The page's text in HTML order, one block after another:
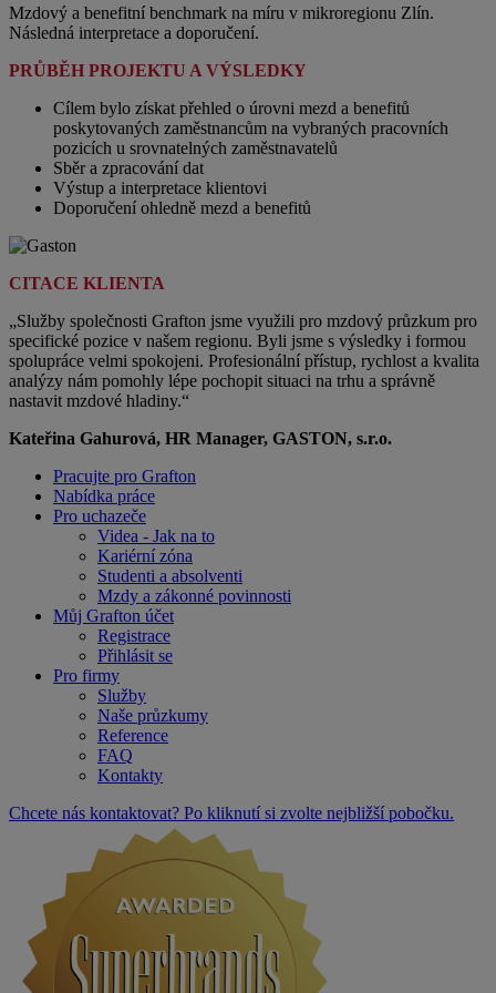
Mzdový a benefitní benchmark na míru v mikroregionu Zlín.
Následná interpretace a doporučení.
PRŮBĚH PROJEKTU A VÝSLEDKY
Cílem bylo získat přehled o úrovni mezd a benefitů
poskytovaných zaměstnancům na vybraných pracovních
pozicích u srovnatelných zaměstnavatelů
Sběr a zpracování dat
Výstup a interpretace klientovi
Doporučení ohledně mezd a benefitů
CITACE KLIENTA
„Služby společnosti Grafton jsme využili pro mzdový průzkum pro
specifické pozice v našem regionu. Byli jsme s výsledky i formou
spolupráce velmi spokojeni. Profesionální přístup, rychlost a kvalita
analýzy nám pomohly lépe pochopit situaci na trhu a správně
nastavit mzdové hladiny.“
Kateřina Gahurová, HR Manager, GASTON, s.r.o.
Pracujte pro Grafton
Nabídka práce
Pro uchazeče
Videa - Jak na to
Kariérní zóna
Studenti a absolventi
Mzdy a zákonné povinnosti
Můj Grafton účet
Registrace
Přihlásit se
Pro firmy
Služby
Naše průzkumy
Reference
FAQ
Kontakty
Chcete nás kontaktovat? Po kliknutí si zvolte nejbližší pobočku.